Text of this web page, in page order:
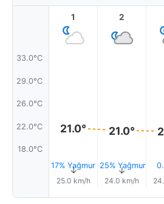
33.0°C
29.0°C
26.0°C
22.0°C
18.0°C
1
21.0°
17% Yağmur
↑
25.0 km/h
2
21.0°
25% Yağmur
↑
24.0 km/h